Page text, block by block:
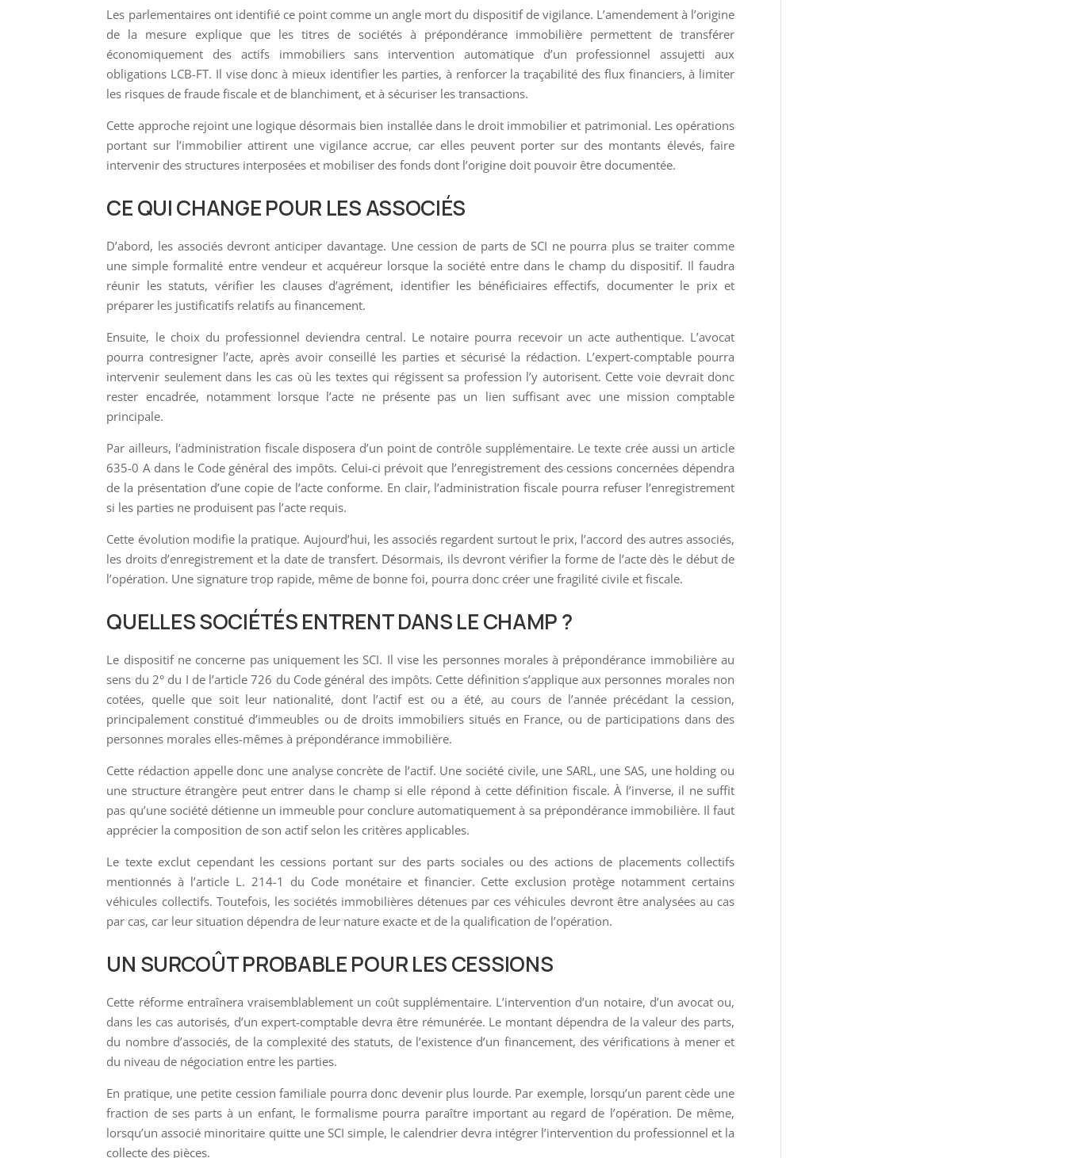
Les parlementaires ont identifié ce point comme un angle mort du dispositif de vigilance. L’amendement à l’origine
de la mesure explique que les titres de sociétés à prépondérance immobilière permettent de transférer
économiquement des actifs immobiliers sans intervention automatique d’un professionnel assujetti aux
obligations LCB-FT. Il vise donc à mieux identifier les parties, à renforcer la traçabilité des flux financiers, à limiter
les risques de fraude fiscale et de blanchiment, et à sécuriser les transactions.
Cette approche rejoint une logique désormais bien installée dans le droit immobilier et patrimonial. Les opérations
portant sur l’immobilier attirent une vigilance accrue, car elles peuvent porter sur des montants élevés, faire
intervenir des structures interposées et mobiliser des fonds dont l’origine doit pouvoir être documentée.
CE QUI CHANGE POUR LES ASSOCIÉS
D’abord, les associés devront anticiper davantage. Une cession de parts de SCI ne pourra plus se traiter comme
une simple formalité entre vendeur et acquéreur lorsque la société entre dans le champ du dispositif. Il faudra
réunir les statuts, vérifier les clauses d’agrément, identifier les bénéficiaires effectifs, documenter le prix et
préparer les justificatifs relatifs au financement.
Ensuite, le choix du professionnel deviendra central. Le notaire pourra recevoir un acte authentique. L’avocat
pourra contresigner l’acte, après avoir conseillé les parties et sécurisé la rédaction. L’expert-comptable pourra
intervenir seulement dans les cas où les textes qui régissent sa profession l’y autorisent. Cette voie devrait donc
rester encadrée, notamment lorsque l’acte ne présente pas un lien suffisant avec une mission comptable
principale.
Par ailleurs, l’administration fiscale disposera d’un point de contrôle supplémentaire. Le texte crée aussi un article
635-0 A dans le Code général des impôts. Celui-ci prévoit que l’enregistrement des cessions concernées dépendra
de la présentation d’une copie de l’acte conforme. En clair, l’administration fiscale pourra refuser l’enregistrement
si les parties ne produisent pas l’acte requis.
Cette évolution modifie la pratique. Aujourd’hui, les associés regardent surtout le prix, l’accord des autres associés,
les droits d’enregistrement et la date de transfert. Désormais, ils devront vérifier la forme de l’acte dès le début de
l’opération. Une signature trop rapide, même de bonne foi, pourra donc créer une fragilité civile et fiscale.
QUELLES SOCIÉTÉS ENTRENT DANS LE CHAMP ?
Le dispositif ne concerne pas uniquement les SCI. Il vise les personnes morales à prépondérance immobilière au
sens du 2° du I de l’article 726 du Code général des impôts. Cette définition s’applique aux personnes morales non
cotées, quelle que soit leur nationalité, dont l’actif est ou a été, au cours de l’année précédant la cession,
principalement constitué d’immeubles ou de droits immobiliers situés en France, ou de participations dans des
personnes morales elles-mêmes à prépondérance immobilière.
Cette rédaction appelle donc une analyse concrète de l’actif. Une société civile, une SARL, une SAS, une holding ou
une structure étrangère peut entrer dans le champ si elle répond à cette définition fiscale. À l’inverse, il ne suffit
pas qu’une société détienne un immeuble pour conclure automatiquement à sa prépondérance immobilière. Il faut
apprécier la composition de son actif selon les critères applicables.
Le texte exclut cependant les cessions portant sur des parts sociales ou des actions de placements collectifs
mentionnés à l’article L. 214-1 du Code monétaire et financier. Cette exclusion protège notamment certains
véhicules collectifs. Toutefois, les sociétés immobilières détenues par ces véhicules devront être analysées au cas
par cas, car leur situation dépendra de leur nature exacte et de la qualification de l’opération.
UN SURCOÛT PROBABLE POUR LES CESSIONS
Cette réforme entraînera vraisemblablement un coût supplémentaire. L’intervention d’un notaire, d’un avocat ou,
dans les cas autorisés, d’un expert-comptable devra être rémunérée. Le montant dépendra de la valeur des parts,
du nombre d’associés, de la complexité des statuts, de l’existence d’un financement, des vérifications à mener et
du niveau de négociation entre les parties.
En pratique, une petite cession familiale pourra donc devenir plus lourde. Par exemple, lorsqu’un parent cède une
fraction de ses parts à un enfant, le formalisme pourra paraître important au regard de l’opération. De même,
lorsqu’un associé minoritaire quitte une SCI simple, le calendrier devra intégrer l’intervention du professionnel et la
collecte des pièces.